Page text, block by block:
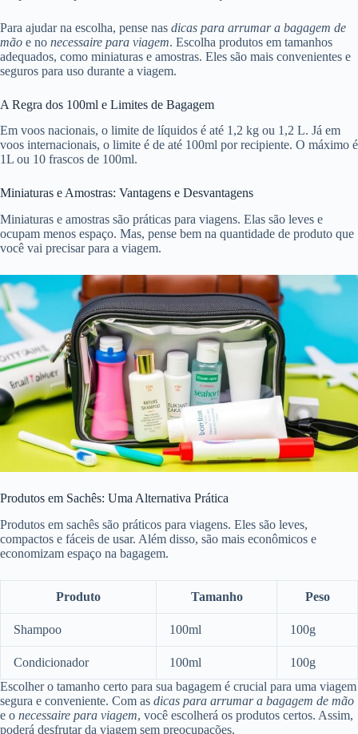
Para ajudar na escolha, pense nas dicas para arrumar a bagagem de
mão e no necessaire para viagem. Escolha produtos em tamanhos
adequados, como miniaturas e amostras. Eles são mais convenientes e
seguros para uso durante a viagem.
A Regra dos 100ml e Limites de Bagagem
Em voos nacionais, o limite de líquidos é até 1,2 kg ou 1,2 L. Já em
voos internacionais, o limite é de até 100ml por recipiente. O máximo é
1L ou 10 frascos de 100ml.
Miniaturas e Amostras: Vantagens e Desvantagens
Miniaturas e amostras são práticas para viagens. Elas são leves e
ocupam menos espaço. Mas, pense bem na quantidade de produto que
você vai precisar para a viagem.
Produtos em Sachês: Uma Alternativa Prática
Produtos em sachês são práticos para viagens. Eles são leves,
compactos e fáceis de usar. Além disso, são mais econômicos e
economizam espaço na bagagem.
Produto Tamanho Peso
Shampoo 100ml 100g
Condicionador 100ml
100g
Escolher o tamanho certo para sua bagagem é crucial para uma viagem
segura e conveniente. Com as dicas para arrumar a bagagem de mão
e o necessaire para viagem, você escolherá os produtos certos. Assim,
poderá desfrutar da viagem sem preocupações.